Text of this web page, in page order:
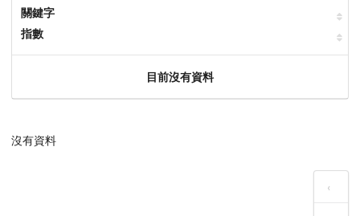
關鍵字
指數
目前沒有資料
沒有資料
‹